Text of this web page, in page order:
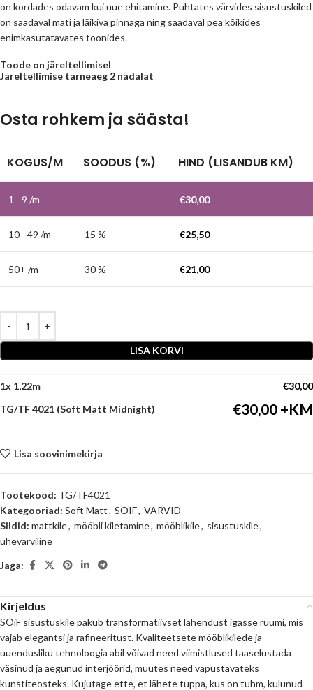
on kordades odavam kui uue ehitamine. Puhtates värvides sisustuskiled
on saadaval mati ja läikiva pinnaga ning saadaval pea kõikides
enimkasutatavates toonides.
Toode on järeltellimisel
Järeltellimise tarneaeg 2 nädalat
Osta rohkem ja säästa!
KOGUS/M SOODUS (%) HIND (LISANDUB KM)
1 - 9 /m — €30,00
10 - 49 /m 15 % €25,50
50+ /m 30 % €21,00
LISA KORVI
1x €30,00
TG/TF 4021 (Soft Matt Midnight)
€30,00
Lisa soovinimekirja
Tootekood: TG/TF4021
Kategooriad: Soft Matt, SOIF, VÄRVID
Sildid: mattkile, mööbli kiletamine, mööblikile, sisustuskile,
ühevärviline
Jaga:
Kirjeldus
SOiF sisustuskile pakub transformatiivset lahendust igasse ruumi, mis
vajab elegantsi ja rafineeritust. Kvaliteetsete mööblikilede ja
uuendusliku tehnoloogia abil võivad need viimistlused taaselustada
väsinud ja aegunud interjöörid, muutes need vapustavateks
kunstiteosteks. Kujutage ette, et lähete tuppa, kus on tuhm, kulunud